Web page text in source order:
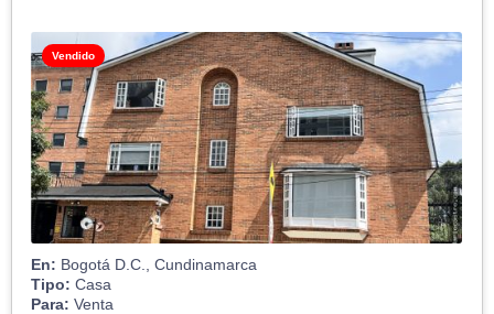
Vendido
En: Bogotá D.C., Cundinamarca
Tipo: Casa
Para: Venta